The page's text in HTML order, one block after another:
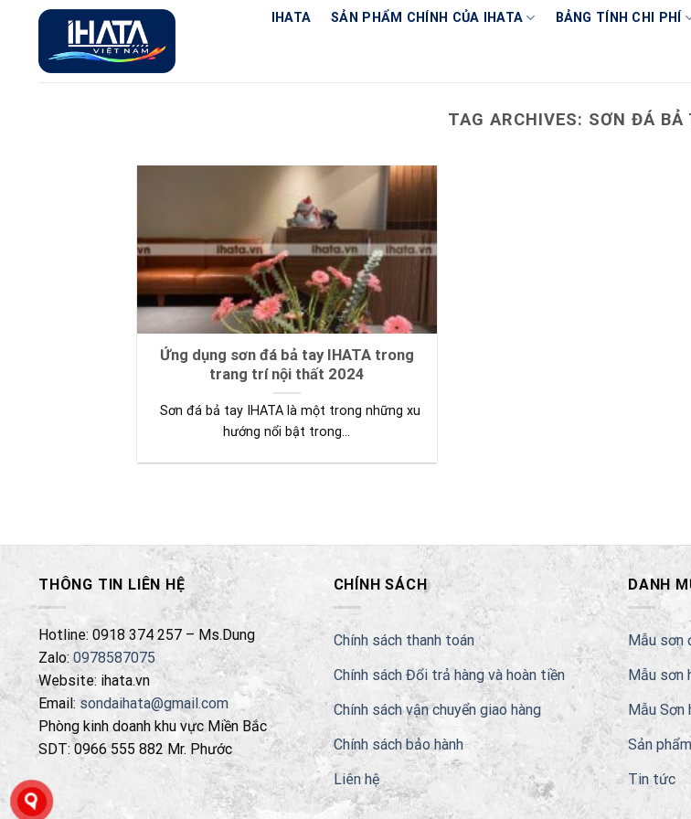
Chuyển
IHATA SẢN PHẨM CHÍNH CỦA IHATA BẢNG TÍNH CHI PHÍ
TAG ARCHIVES: SƠN ĐÁ BẢ
Ứng dụng sơn đá bả tay IHATA trong
trang trí nội thất 2024
Sơn đá bả tay IHATA là một trong những xu
hướng nổi bật trong...
THÔNG TIN LIÊN HỆ
Hotline: 0918 374 257 – Ms.Dung
Zalo:0978587075
Website: ihata.vn
Email: sondaihata@gmail.com
Phòng kinh doanh khu vực Miền Bắc
SDT: 0966 555 882 Mr. Phước
CHÍNH SÁCH
Chính sách thanh toán
Chính sách Đổi trả hàng và hoàn tiền
Chính sách vận chuyển giao hàng
Chính sách bảo hành
Liên hệ
DANH
Mẫu sơn
Mẫu sơn
Mẫu Sơn
Sản
Tin tức